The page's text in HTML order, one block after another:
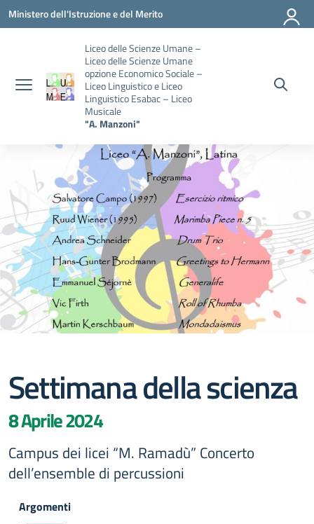
Vai ai contenuti
Vai al menu di navigazione
Vai al footer
Ministero dell'Istruzione e del Merito
Liceo delle Scienze Umane –
Liceo delle Scienze Umane
opzione Economico Sociale –
Liceo Linguistico e Liceo
Linguistico Esabac – Liceo
Musicale
"A. Manzoni"
Settimana della scienza
8 Aprile 2024
Campus dei licei “M. Ramadù” Concerto
dell’ensemble di percussioni
Argomenti